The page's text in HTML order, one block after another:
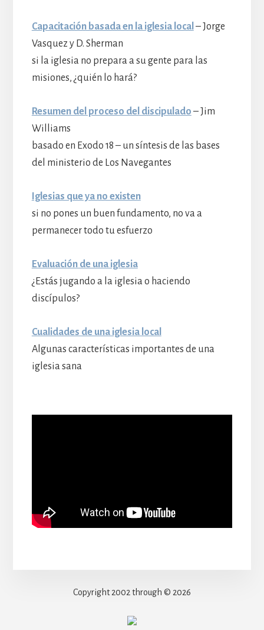
Capacitación basada en la iglesia local – Jorge
Vasquez y D. Sherman
si la iglesia no prepara a su gente para las
misiones, ¿quién lo hará?
Resumen del proceso del discipulado – Jim
Williams
basado en Exodo 18 – un síntesis de las bases
del ministerio de Los Navegantes
Iglesias que ya no existen
si no pones un buen fundamento, no va a
permanecer todo tu esfuerzo
Evaluación de una iglesia
¿Estás jugando a la iglesia o haciendo
discípulos?
Cualidades de una iglesia local
Algunas características importantes de una
iglesia sana
Copyright 2002 through © 2026